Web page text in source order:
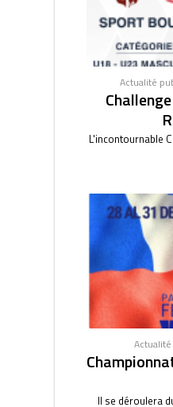
Actualité
L'incontournable
Il se déroulera